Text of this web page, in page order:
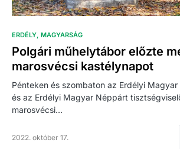
ERDÉLY MAGYARSÁG
Polgári műhelytábor előzte
marosvécsi kastélynapot
Pénteken és szombaton az Erdélyi
és az Erdélyi Magyar Néppárt
marosvécsi…
2022. október 17.